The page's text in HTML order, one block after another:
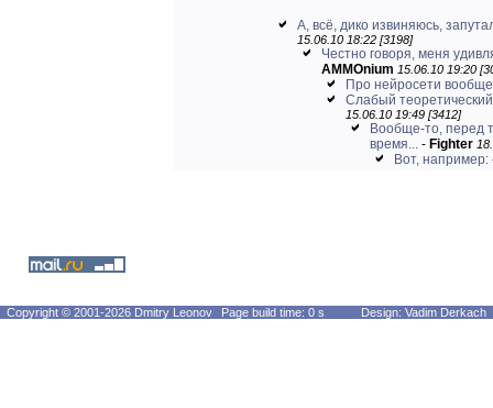
А, всё, дико извиняюсь,
15.06.10 18:22 [3198]
Честно говоря, меня
AMMOnium 15.06.10 19:20
Про нейросети
Слабый
15.06.10 19:49 [3412]
Вообще-то, перед
время... - Fighter
Вот, например:
Copyright © 2001-2026 Dmitry Leonov Page build time: 0 s Design: Vadim Derkach